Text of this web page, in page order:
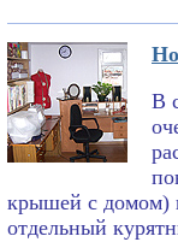
В
крышей с домом)
отдельный